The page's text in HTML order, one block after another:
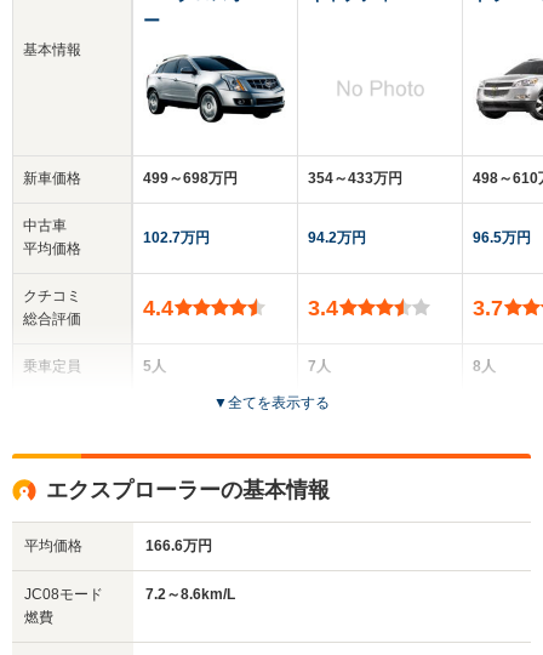
基本情報
新車価格
中古車
平均価格
クチコミ
総合評価
乗車定員
サイズ
(全長x全幅x全高)
ー
499～698万円
102.7万円
4.4
5人
1.69m
全幅
1.91m
354～433万円
94.2万円
3.4
7人
5ドア
498～610
96.5万円
3.7
8人
▼全てを表示する
エクスプローラーの基本情報
平均価格 166.6万円
JC08モード
燃費
7.2～8.6km/L